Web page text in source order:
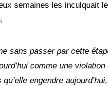
semaines les inculquait
sans passer par cette
comme une violation
engendre